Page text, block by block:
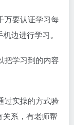
要认证学习每
边进行学习。
学习到的内容
实操的方式验
系，有老师帮